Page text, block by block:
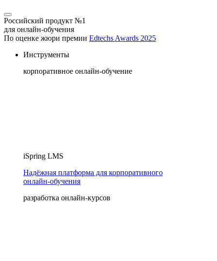
Российский продукт №1
для онлайн-обучения
По оценке жюри премии Edtechs Awards 2025
Инструменты
корпоративное онлайн-обучение
iSpring LMS
Надёжная платформа для корпоративного
онлайн‑обучения
разработка онлайн-курсов